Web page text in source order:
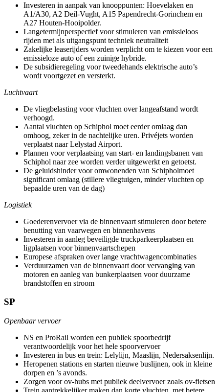
Investeren in aanpak van knooppunten: Hoevelaken en
A1/A30, A2 Deil-Vught, A15 Papendrecht-Gorinchem en
A27 Houten-Hooipolder.
Langetermijnperspectief voor stimuleren van emissieloos
rijden met als uitgangspunt techniek neutraliteit
Zakelijke leaserijders worden verplicht om te kiezen voor een
emissieloze auto of een zuinige hybride.
De subsidieregeling voor tweedehands elektrische auto’s
wordt voortgezet en versterkt.
Luchtvaart
De vliegbelasting voor vluchten over langeafstand wordt
verhoogd.
Aantal vluchten op Schiphol moet eerder omlaag dan
omhoog, zeker in de nachtelijke uren. Privéjets worden
verplaatst naar Lelystad Airport.
Plannen voor verplaatsing van start- en landingsbanen van
Schiphol naar zee worden verder uitgewerkt en getoetst.
De geluidshinder voor omwonenden van Schipholmoet
significant omlaag (stillere vliegtuigen, minder vluchten op
bepaalde uren van de dag)
Logistiek
Goederenvervoer via de binnenvaart stimuleren door betere
benutting van vaarwegen en binnenhavens
Investeren in aanleg beveiligde truckparkeerplaatsen en
ligplaatsen voor binnenvaartschepen
Europese afspraken over lange vrachtwagencombinaties
Verduurzamen van de binnenvaart door vervanging van
motoren en aanleg van bunkerplaatsen voor duurzame
brandstoffen en stroom
SP
Openbaar vervoer
NS en ProRail worden een publiek spoorbedrijf
verantwoordelijk voor het hele spoorvervoer
Investeren in bus en trein: Lelylijn, Maaslijn, Nedersaksenlijn.
Heropenen stations en starten nieuwe buslijnen, ook in kleine
dorpen en ’s avonds.
Zorgen voor ov-hubs met publiek deelvervoer zoals ov-fietsen
Trein aantrekkelijker maken dan korte vluchten, met betere